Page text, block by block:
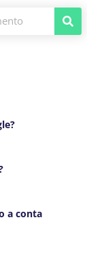
a conta